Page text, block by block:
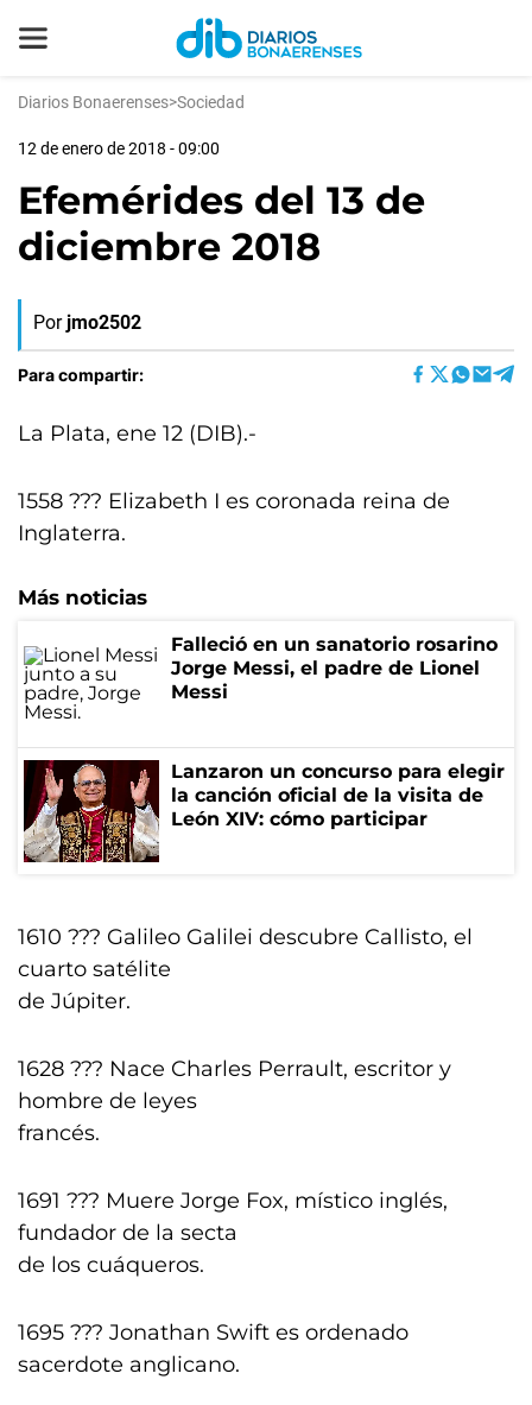
Diarios Bonaerenses>Sociedad
12 de enero de 2018 - 09:00
Efemérides del 13 de
diciembre 2018
Por jmo2502
Para compartir:
La Plata, ene 12 (DIB).-
1558 ??? Elizabeth I es coronada reina de
Inglaterra.
Más noticias
Falleció en un sanatorio rosarino
Jorge Messi, el padre de Lionel
Messi
Lanzaron un concurso para elegir
la canción oficial de la visita de
León XIV: cómo participar
1610 ??? Galileo Galilei descubre Callisto, el
cuarto satélite
de Júpiter.
1628 ??? Nace Charles Perrault, escritor y
hombre de leyes
francés.
1691 ??? Muere Jorge Fox, místico inglés,
fundador de la secta
de los cuáqueros.
1695 ??? Jonathan Swift es ordenado
sacerdote anglicano.